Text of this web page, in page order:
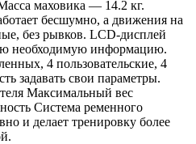
маховика — 14.2 кг.
бесшумно, а движения на
без рывков. LCD-дисплей
необходимую информацию.
4 пользовательские, 4
задавать свои параметры.
Максимальный вес
Система ременного
и делает тренировку более